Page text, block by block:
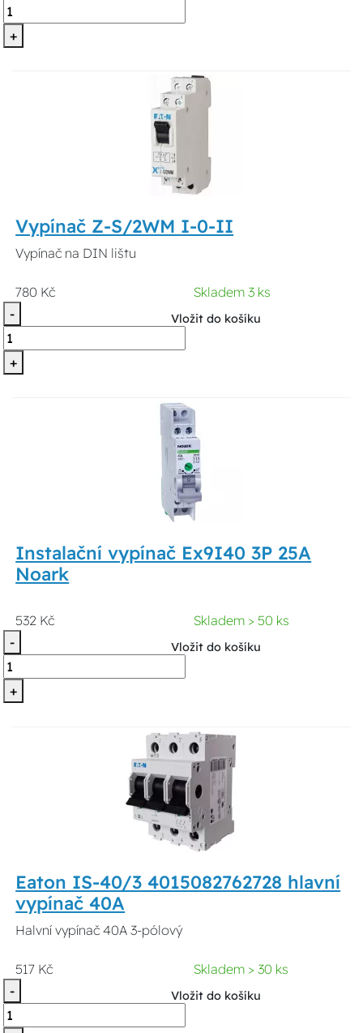
+
Vypínač Z-S/2WM I-0-II
Vypínač na DIN lištu
780 Kč
Skladem 3 ks
-
+
Vložit do košíku
Instalační vypínač Ex9I40 3P 25A
Noark
532 Kč
Skladem > 50 ks
-
+
Vložit do košíku
Eaton IS-40/3 4015082762728 hlavní
vypínač 40A
Halvní vypínač 40A 3-pólový
517 Kč
Skladem > 30 ks
-
Vložit do košíku